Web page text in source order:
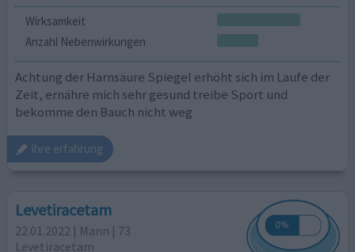
Wirksamkeit
Anzahl Nebenwirkungen
Achtung der Harnsäure Spiegel erhöht sich im Laufe der
Zeit, ernähre mich sehr gesund treibe Sport und
bekomme den Bauch nicht weg
ihre erfahrung
Levetiracetam
22.01.2022 | Mann | 73
Levetiracetam